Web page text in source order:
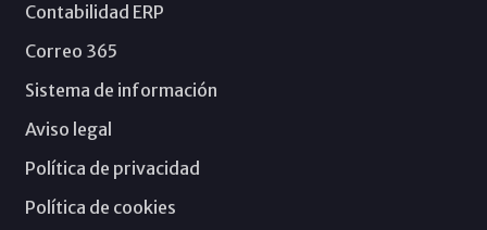
Contabilidad ERP
Correo 365
Sistema de información
Aviso legal
Política de privacidad
Política de cookies